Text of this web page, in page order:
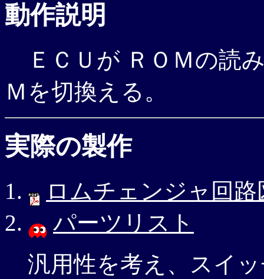
動作説明
ＥＣＵが ＲＯＭの読
Ｍを切換える。
実際の製作
ロムチェンジャ回路
パーツリスト
汎用性を考え、スイ